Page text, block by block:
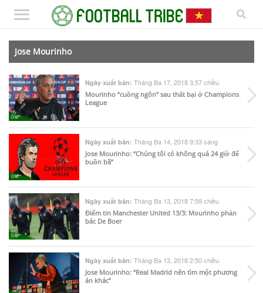
Jose Mourinho
Ngày xuất bản: Tháng Ba 17, 2018 3:57 chiều
Mourinho “cuồng ngôn” sau thất bại ở Champions
League
Ngày xuất bản: Tháng Ba 14, 2018 9:33 sáng
Jose Mourinho: “Chúng tôi có không quá 24 giờ để
buồn bã”
Ngày xuất bản: Tháng Ba 13, 2018 7:59 chiều
Điểm tin Manchester United 13/3: Mourinho phản
bác De Boer
Ngày xuất bản: Tháng Ba 13, 2018 2:50 chiều
Jose Mourinho: “Real Madrid nên tìm một phương
án khác”